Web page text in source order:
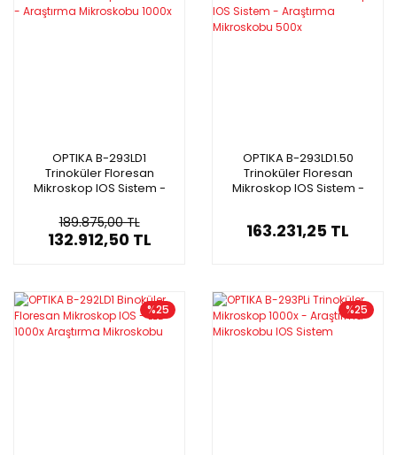
OPTIKA B-293LD1
Trinoküler Floresan
Mikroskop IOS Sistem -
1000x
189.875,00 TL
132.912,50 TL
OPTIKA B-293LD1.50
Trinoküler Floresan
Mikroskop IOS Sistem -
163.231,25 TL
%25 %25